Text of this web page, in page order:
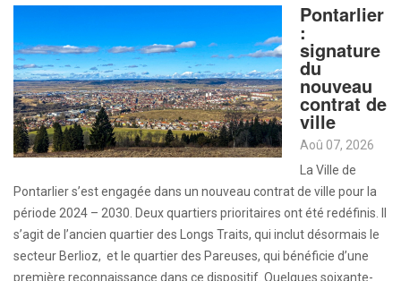
Pontarlier
:
signature
du
nouveau
contrat de
ville
Aoû 07, 2026
La Ville de
Pontarlier s’est engagée dans un nouveau contrat de ville pour la
période 2024 – 2030. Deux quartiers prioritaires ont été redéfinis. Il
s’agit de l’ancien quartier des Longs Traits, qui inclut désormais le
secteur Berlioz, et le quartier des Pareuses, qui bénéficie d’une
première reconnaissance dans ce dispositif. Quelques soixante-